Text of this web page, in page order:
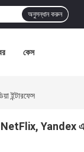
অনুসন্ধান করুন
কেস
ইন্টারফেস
Yandex